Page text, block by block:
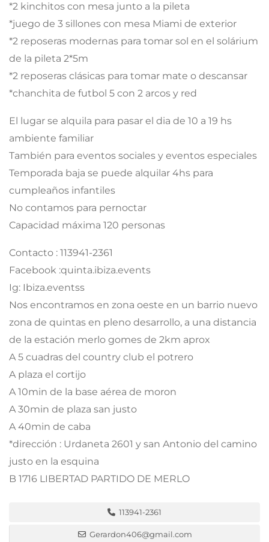
*2 kinchitos con mesa junto a la pileta
*juego de 3 sillones con mesa Miami de exterior
*2 reposeras modernas para tomar sol en el solárium
de la pileta 2*5m
*2 reposeras clásicas para tomar mate o descansar
*chanchita de futbol 5 con 2 arcos y red
El lugar se alquila para pasar el dia de 10 a 19 hs
ambiente familiar
También para eventos sociales y eventos especiales
Temporada baja se puede alquilar 4hs para
cumpleaños infantiles
No contamos para pernoctar
Capacidad máxima 120 personas
Contacto : 113941-2361
Facebook :quinta.ibiza.events
Ig: Ibiza.eventss
Nos encontramos en zona oeste en un barrio nuevo
zona de quintas en pleno desarrollo, a una distancia
de la estación merlo gomes de 2km aprox
A 5 cuadras del country club el potrero
A plaza el cortijo
A 10min de la base aérea de moron
A 30min de plaza san justo
A 40min de caba
*dirección : Urdaneta 2601 y san Antonio del camino
justo en la esquina
B 1716 LIBERTAD PARTIDO DE MERLO
113941-2361
Gerardon406@gmail.com